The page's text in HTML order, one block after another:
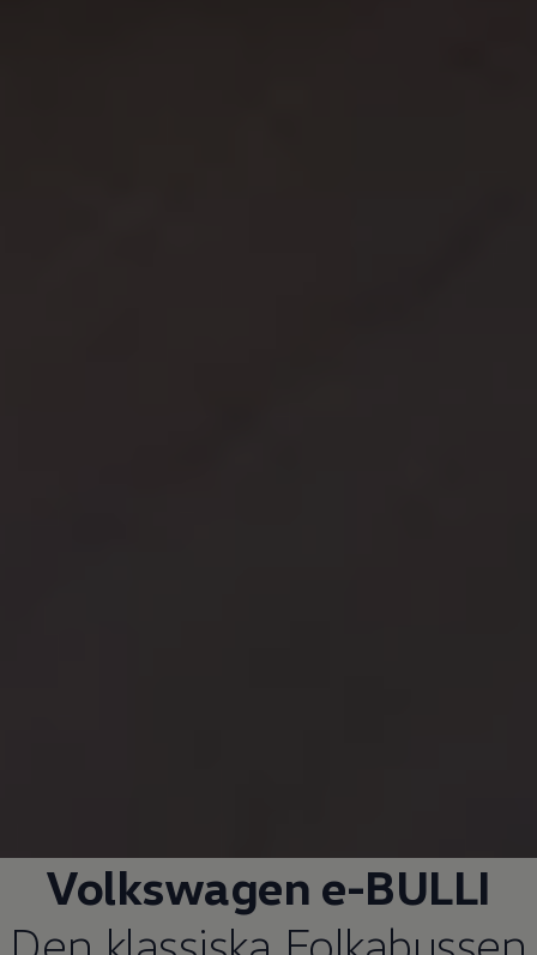
Volkswagen e-BULLI